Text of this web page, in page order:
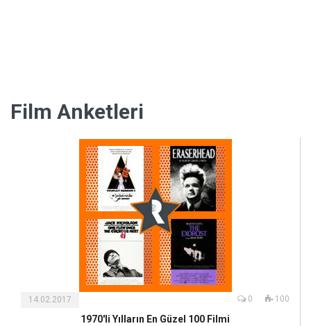
Film Anketleri
ve
14.02.2017 0 100
1970'li Yılların En Güzel 100 Filmi